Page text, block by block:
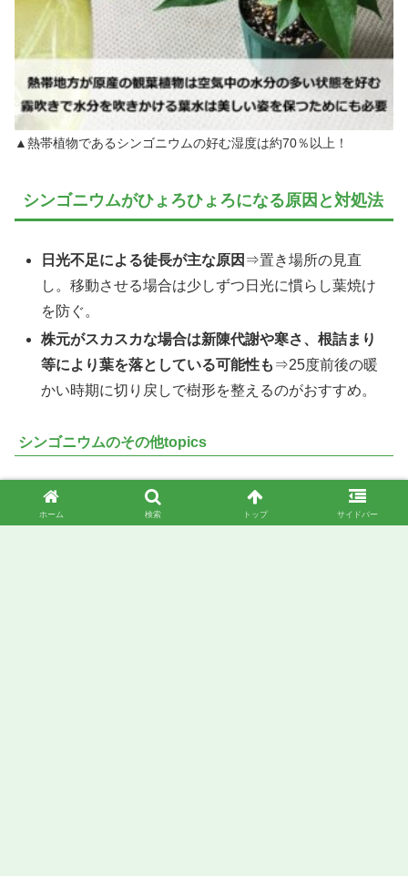
▲熱帯植物であるシンゴニウムの好む湿度は約70％以上！
シンゴニウムがひょろひょろになる原因と対処法
日光不足による徒長が主な原因 ⇒置き場所の見直
し。移動させる場合は少しずつ日光に慣らし葉焼け
を防ぐ。
株元がスカスカな場合は新陳代謝や寒さ、根詰まり
等により葉を落としている可能性も ⇒25度前後の暖
かい時期に切り戻しで樹形を整えるのがおすすめ。
シンゴニウムのその他topics
「シンゴニウムが垂れて姿が乱れる理由と対処方法と
は？」はこちら
ホーム 検索 トップ サイドバー